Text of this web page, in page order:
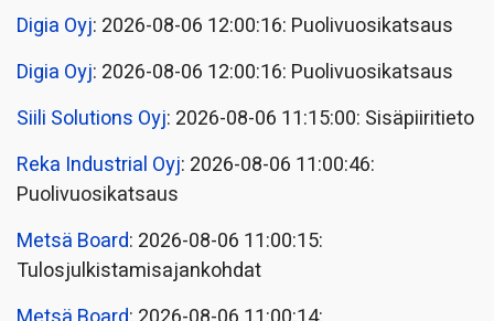
Digia Oyj: 2026-08-06 12:00:16: Puolivuosikatsaus
Digia Oyj: 2026-08-06 12:00:16: Puolivuosikatsaus
Siili Solutions Oyj: 2026-08-06 11:15:00: Sisäpiiritieto
Reka Industrial Oyj: 2026-08-06 11:00:46:
Puolivuosikatsaus
Metsä Board: 2026-08-06 11:00:15:
Tulosjulkistamisajankohdat